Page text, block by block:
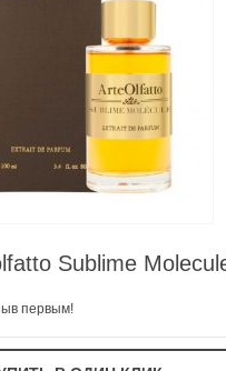
Sublime
первым!